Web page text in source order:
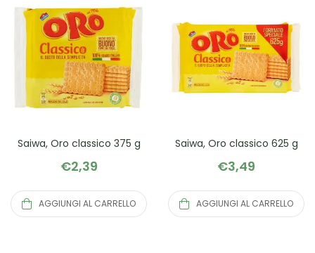
Saiwa, Oro classico 375 g
€2,39
AGGIUNGI AL CARRELLO
Saiwa, Oro classico 625 g
€3,49
AGGIUNGI AL CARRELLO